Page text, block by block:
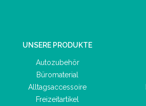
UNSERE PRODUKTE
Autozubehör
Büromaterial
Alltagsaccessoire
Freizeitartikel